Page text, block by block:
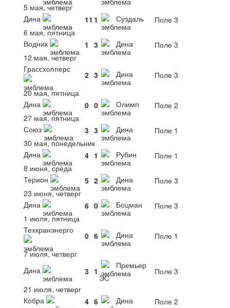
5 мая, четверг
Дина
11 1 Суздаль
Поле 3
6 мая, пятница
Водник
1 3 Дина
Поле 3
12 мая, четверг
Грассхопперс
2 3 Дина
Поле 3
20 мая, пятница
Дина
0 0 Олимп
Поле 2
27 мая, пятница
Союз
3 3 Дина
Поле 1
30 мая, понедельник
Дина
4 1 Рубин
Поле 1
8 июня, среда
Терион
5 2 Дина
Поле 3
23 июня, четверг
Дина
6 0 Боцман
Поле 3
1 июля, пятница
Техкранэнерго
0 6 Дина
Поле 1
7 июля, четверг
Дина
3 1
Премьер
ЭС
Поле 3
21 июля, четверг
Кобра
4 6 Дина
Поле 2